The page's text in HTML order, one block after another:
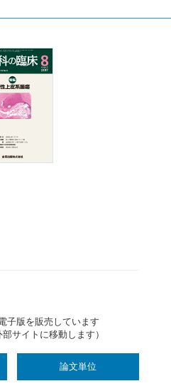
子版を販売しています
サイトに移動します）
論文単位